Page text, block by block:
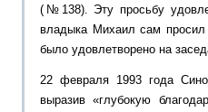
(№138). Эту просьбу
владыка Михаил сам просил
было удовлетворено на
22 февраля 1993 года
выразив «глубокую